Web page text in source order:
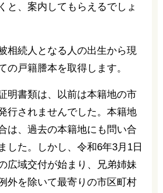
と、案内してもらえるでしょ
相続人となる人の出生から現
の戸籍謄本を取得します。
明書類は、以前は本籍地の市
行されませんでした。本籍地
は、過去の本籍地にも問い合
した。しかし、令和6年3月1日
広域交付が始まり、兄弟姉妹
外を除いて最寄りの市区町村